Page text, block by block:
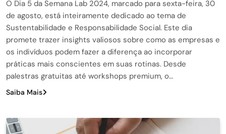
O Dia 5 da Semana Lab 2024, marcado para sexta-feira, 30
de agosto, está inteiramente dedicado ao tema de
Sustentabilidade e Responsabilidade Social. Este dia
promete trazer insights valiosos sobre como as empresas e
os indivíduos podem fazer a diferença ao incorporar
práticas mais conscientes em suas rotinas. Desde
palestras gratuitas até workshops premium, o…
Saiba Mais